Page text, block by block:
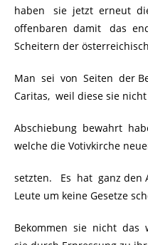
haben sie jetzt erneut
offenbaren damit das
Scheitern der
Man sei von Seiten der
Caritas, weil diese sie
Abschiebung bewahrt
welche die Votivkirche
setzten. Es hat ganz den
Leute um keine Gesetze
Bekommen sie nicht das